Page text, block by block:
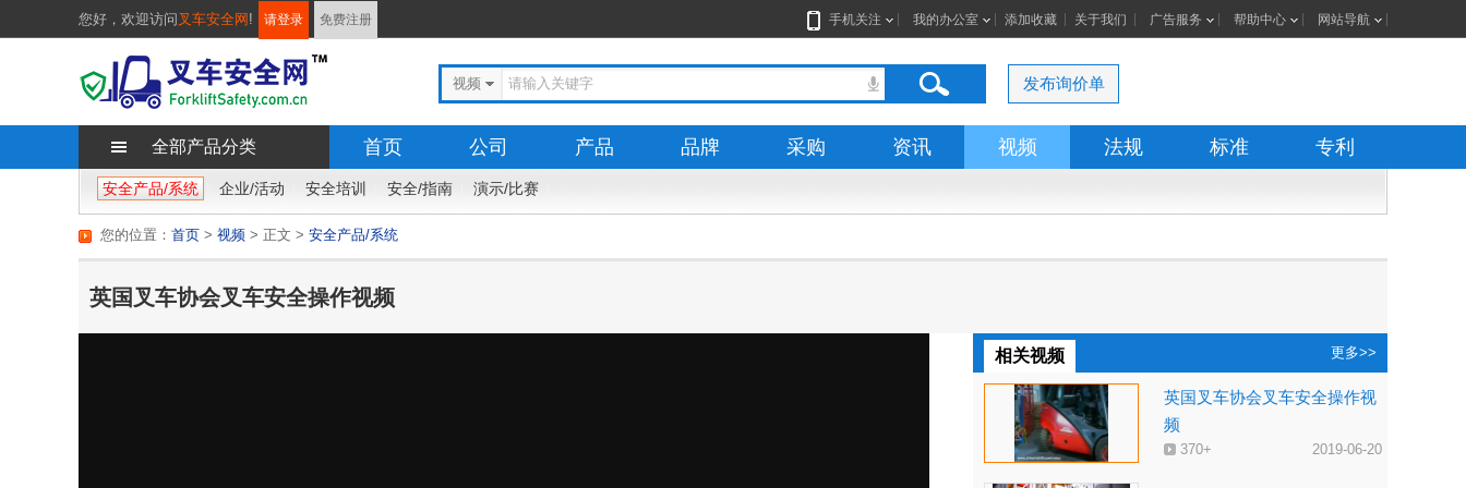
您好， 欢迎访问叉车安全网 ! 请登录 免费注册 手机关注 我的办公室 添加收藏 关于我们 广告服务 帮助中心 网站导航
视频 发布询价单
全部产品分类 首页 公司 产品 品牌 采购 资讯 视频 法规 标准
专利
地图
安全产品/系统 企业/活动 安全培训 安全/指南 演示/比赛
您的位置： 首页 > 视频 > 安全产品/系统
> 正文
英国叉车协会叉车安全操作视频
相关视频 更多>>
英国叉车协会叉车安全操作视
频
370+ 2019-06-20